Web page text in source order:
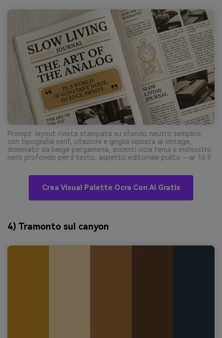
Prompt: layout rivista stampata su sfondo neutro semplice,
con tipografia serif, citazioni e griglia ispirata al vintage,
dominato da beige pergamena, accenti ocra tenui e inchiostro
nero profondo per il testo, aspetto editoriale pulito --ar 16:9
Crea Visual Palette Ocra Con AI Gratis
4) Tramonto sul canyon